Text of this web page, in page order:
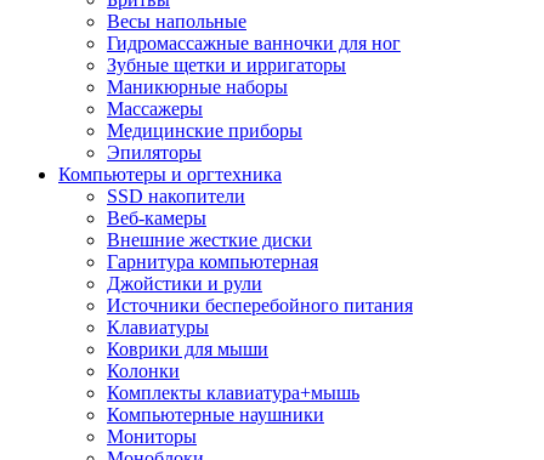
Весы напольные
Гидромассажные ванночки для ног
Зубные щетки и ирригаторы
Маникюрные наборы
Массажеры
Медицинские приборы
Эпиляторы
Компьютеры и оргтехника
SSD накопители
Веб-камеры
Внешние жесткие диски
Гарнитура компьютерная
Джойстики и рули
Источники бесперебойного питания
Клавиатуры
Коврики для мыши
Колонки
Комплекты клавиатура+мышь
Компьютерные наушники
Мониторы